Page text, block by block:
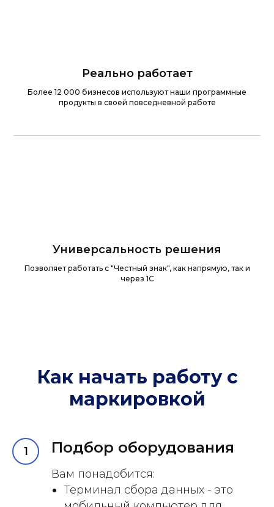
Реально работает
Более 12 000 бизнесов используют наши программные
продукты в своей повседневной работе
Универсальность решения
Позволяет работать с "Честный знак", как напрямую, так и
через 1С
Как начать работу с
маркировкой
Подбор оборудования
Вам понадобится:
Терминал сбора данных - это